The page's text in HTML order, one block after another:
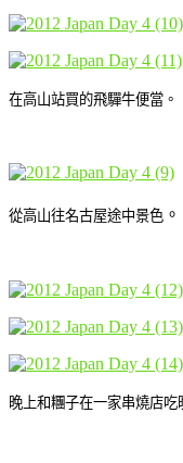
在高山站買的飛驒牛便當。
從高山往名古屋途中景色 。
晚上和糰子在一家串燒店吃